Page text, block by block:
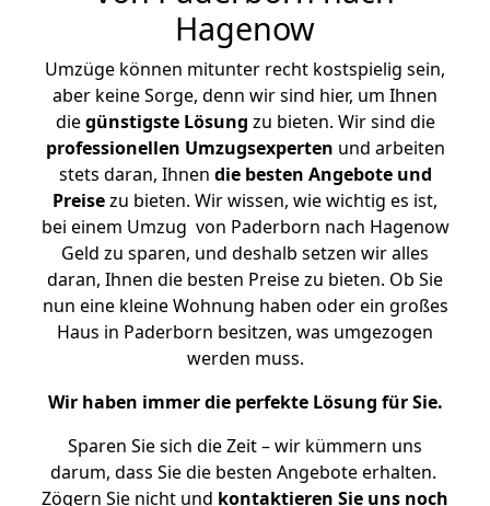
Hagenow
Umzüge können mitunter recht kostspielig sein,
aber keine Sorge, denn wir sind hier, um Ihnen
diegünstigste Lösung zu bieten. Wir sind die
professionellen Umzugsexperten und arbeiten
stets daran, Ihnen die besten Angebote und
Preisezu bieten. Wir wissen, wie wichtig es ist,
bei einem Umzug von Paderborn nach Hagenow
Geld zu sparen, und deshalb setzen wir alles
daran, Ihnen die besten Preise zu bieten. Ob Sie
nun eine kleine Wohnung haben oder ein großes
Haus in Paderborn besitzen, was umgezogen
werden muss.
Wir haben immer die perfekte Lösung für Sie.
Sparen Sie sich die Zeit – wir kümmern uns
darum, dass Sie die besten Angebote erhalten.
Zögern Sie nicht und kontaktieren Sie uns noch